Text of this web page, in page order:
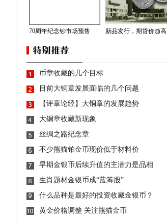
70周年纪念钞市场预售 新品发行，期货价趋高
币章收藏的几个目标
目前大铜章发展面临的几个问题
【评章论经】大铜章的发展趋势
大铜章收藏新现象
丝绸之路纪念章
不少熊猫铂金币现价低于材料价
早期金银币后续升值的主潜力是品相
生肖题材金银币成“蓝筹股”
什么品种是最好的投资收藏金银币？
黄金价格调整 关注熊猫金币